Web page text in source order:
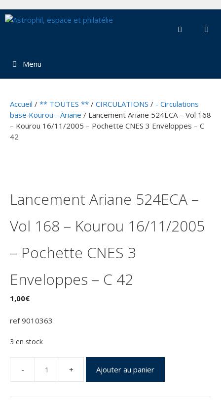
au
Menu
Accueil / ** TOUTES ** / CIRCULATIONS / - Circulations
base Kourou - Ariane / Lancement Ariane 524ECA – Vol 168
– Kourou 16/11/2005 – Pochette CNES 3 Enveloppes – C
42
Lancement Ariane 524ECA –
Vol 168 – Kourou 16/11/2005
– Pochette CNES 3
Enveloppes – C 42
1,00€
ref 9010363
3 en stock
quantité
de
Lancement
Ajouter au panier